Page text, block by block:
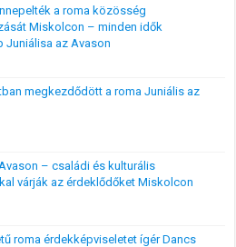
a roma közösség
Miskolcon – minden idők
Juniálisa az Avason
megkezdődött a roma Juniális az
– családi és kulturális
várják az érdeklődőket Miskolcon
roma érdekképviseletet ígér Dancs